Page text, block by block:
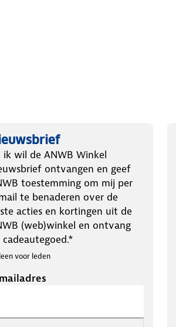
ik wil de ANWB Winkel
ontvangen en geef
toestemming om mij per
te benaderen over de
acties en kortingen uit de
(web)winkel en ontvang
cadeautegoed.*
voor leden